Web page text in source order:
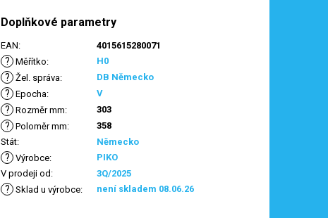
Doplňkové parametry
EAN: 4015615280071
? Měřítko: H0
? Žel. správa: DB Německo
? Epocha: V
? Rozměr mm: 303
? Poloměr mm:
358
Stát: Německo
? Výrobce:
PIKO
V prodeji od : 3Q/2025
? Sklad u výrobce: není skladem 08.06.26